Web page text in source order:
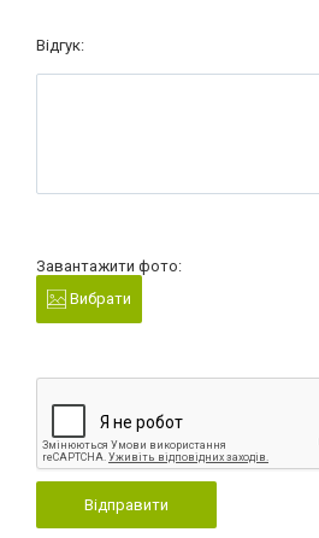
Відгук:
Завантажити фото:
Вибрати
Відправити